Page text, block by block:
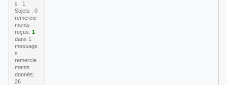
s : 1
Sujets : 0
remercie
ments
reçus: 1
dans 1
message
s
remercie
ments
donnés:
26